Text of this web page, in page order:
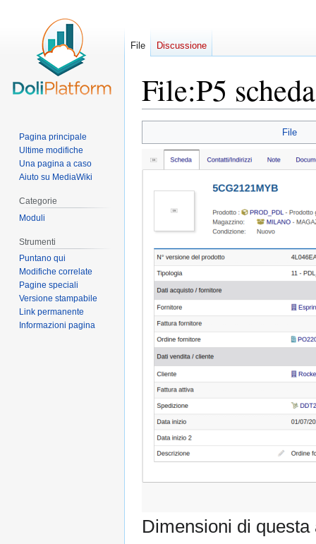
File:P5
alla
navigazione
alla
ricerca
File
Dimensioni di
File Discussione
Pagina principale
Ultime modifiche
Una pagina a caso
Aiuto su MediaWiki
Categorie
Moduli
Strumenti
Puntano qui
Modifiche correlate
Pagine speciali
Versione stampabile
Link permanente
Informazioni pagina